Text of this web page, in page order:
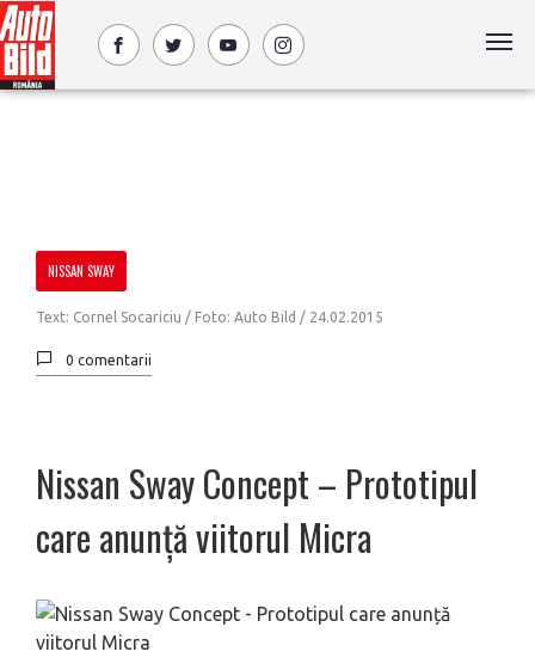
NISSAN SWAY
Text: Cornel Socariciu / Foto: Auto Bild / 24.02.2015
0 comentarii
Nissan Sway Concept – Prototipul
care anunță viitorul Micra